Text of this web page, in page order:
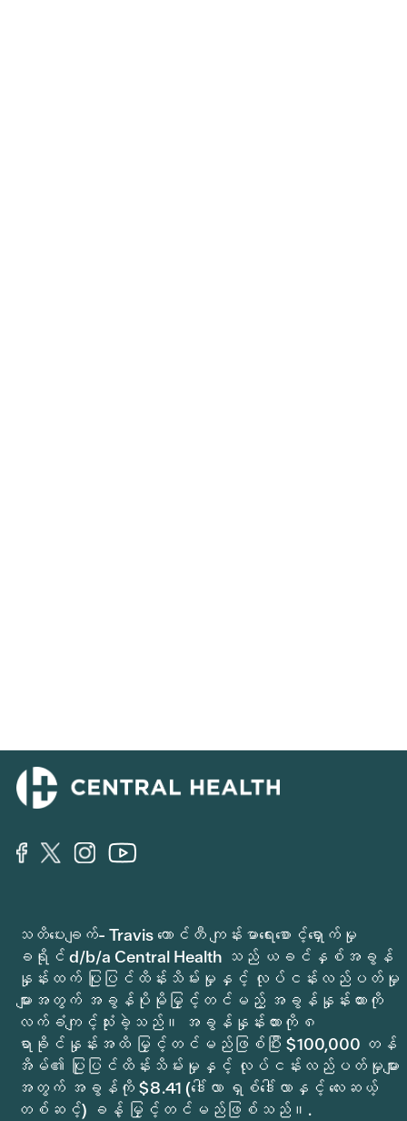
သတိပေးချက်- Travis ကောင်တီ ကျန်းမာရေးစောင့်ရှောက်မှု
ခရိုင် d/b/a Central Health သည် ယခင်နှစ်အခွန်
နှုန်းထက် ပြုပြင်ထိန်းသိမ်းမှုနှင့် လုပ်ငန်းလည်ပတ်မှု
များအတွက် အခွန်ပိုမိုမြှင့်တင်မည့် အခွန်နှုန်းထားကို
လက်ခံကျင့်သုံးခဲ့သည်။ အခွန်နှုန်းထားကို ၈
ရာခိုင်နှုန်းအထိ မြှင့်တင်မည်ဖြစ်ပြီး $100,000 တန်
အိမ်၏ ပြုပြင်ထိန်းသိမ်းမှုနှင့် လုပ်ငန်းလည်ပတ်မှုများ
အတွက် အခွန်ကို $8.41 (ဒေါ်လာ ရှစ်ဒေါ်လာနှင့် လေးဆယ့်
တစ်ဆင့်) ခန့် မြှင့်တင်မည်ဖြစ်သည်။.